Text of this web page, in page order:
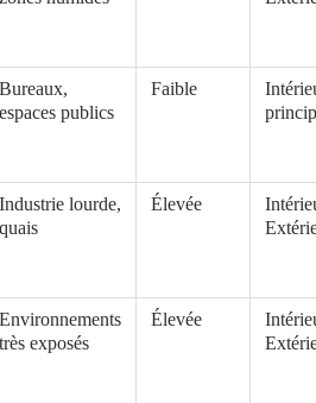
Bureaux,
espaces publics
Faible
Industrie lourde,
quais
Élevée
Environnements
très exposés
Élevée